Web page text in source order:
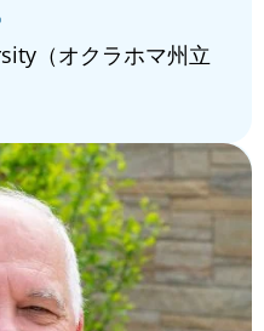
（オクラホマ州立